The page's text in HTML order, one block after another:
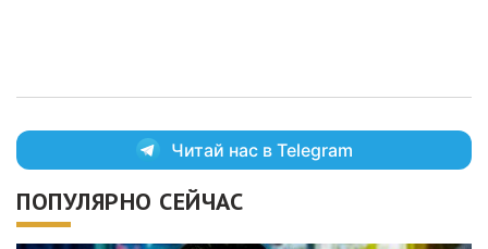
Читай нас в Telegram
ПОПУЛЯРНО СЕЙЧАС